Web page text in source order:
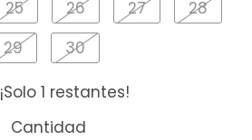
25 26 27
28
29
30
¡Solo 1 restantes!
Cantidad